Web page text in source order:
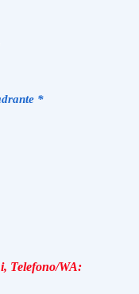
*
Telefono/WA: